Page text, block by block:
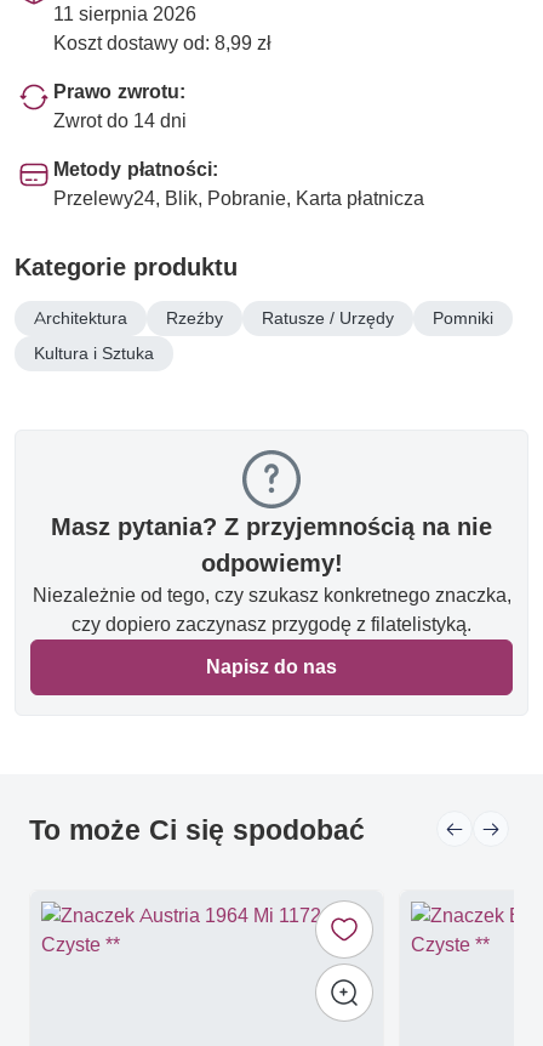
11 sierpnia 2026
Koszt dostawy od: 8,99 zł
Prawo zwrotu:
Zwrot do 14 dni
Metody płatności:
Przelewy24, Blik, Pobranie, Karta płatnicza
Kategorie produktu
Architektura Rzeźby Ratusze / Urzędy
Pomniki
Kultura i Sztuka
Masz pytania? Z przyjemnością na nie
odpowiemy!
Niezależnie od tego, czy szukasz konkretnego znaczka,
czy dopiero zaczynasz przygodę z filatelistyką.
Napisz do nas
To może Ci się spodobać